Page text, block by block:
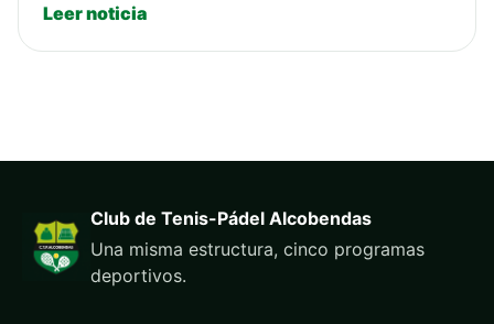
Leer noticia
Club de Tenis-Pádel Alcobendas
Una misma estructura, cinco programas
deportivos.